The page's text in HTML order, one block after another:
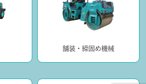
舗装・締固め機械